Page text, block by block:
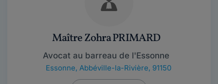
Maître Zohra PRIMARD
Avocat au barreau de l'Essonne
Essonne, Abbéville-la-Rivière, 91150